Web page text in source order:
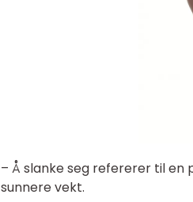
– Å slanke seg refererer til
sunnere vekt.